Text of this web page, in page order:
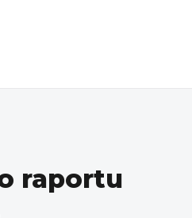
raportu